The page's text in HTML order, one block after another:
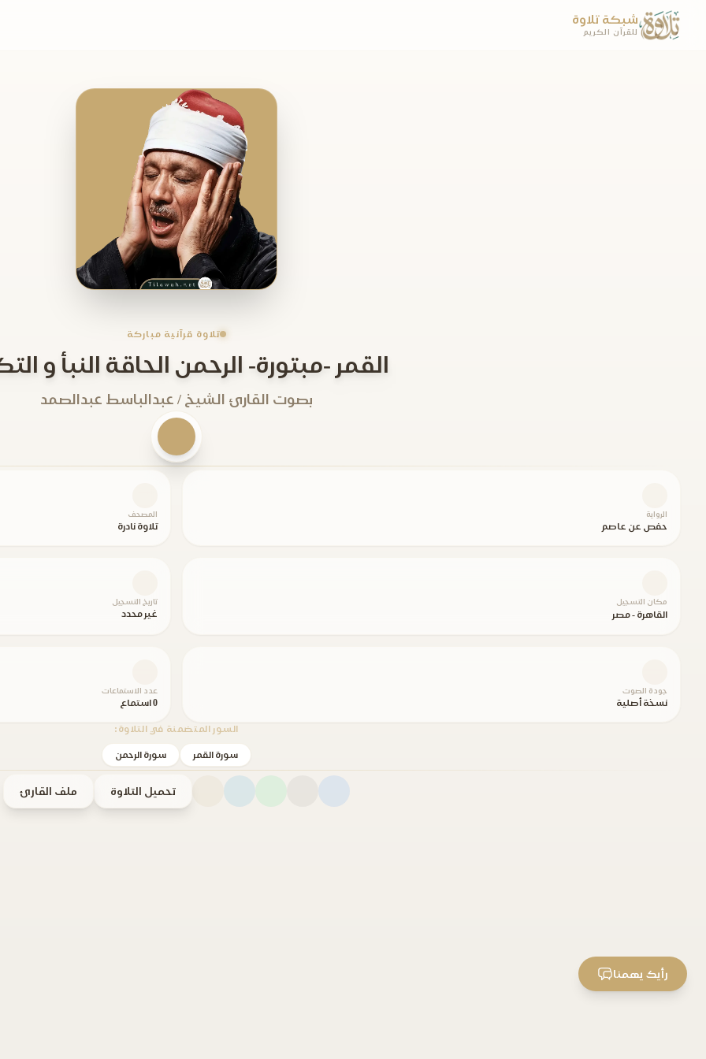
شبكة تلاوة
للقرآن الكريم
تلاوة قرآنية مباركة
القمر -مبتورة- الرحمن الحاقة النبأ و
بصوت القارئ الشيخ / عبدالباسط عبدالصمد
الرواية
حفص عن عاصم
المصحف
تلاوة نادرة
مكان التسجيل
القاهرة - مصر
تاريخ التسجيل
غير محدد
جودة الصوت
نسخة أصلية
عدد الاستماعات
0 استماع
السور المتضمنة في التلاوة:
سورة القمر سورة الرحمن
تحميل التلاوة ملف القارئ
رأيك يهمنا